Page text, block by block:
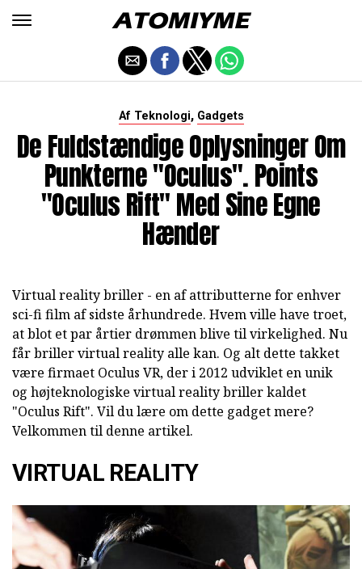
Af Teknologi, Gadgets
De Fuldstændige Oplysninger Om
Punkterne "Oculus". Points
"Oculus Rift" Med Sine Egne
Hænder
Virtual reality briller - en af attributterne for enhver
sci-fi film af sidste århundrede. Hvem ville have troet,
at blot et par årtier drømmen blive til virkelighed. Nu
får briller virtual reality alle kan. Og alt dette takket
være firmaet Oculus VR, der i 2012 udviklet en unik
og højteknologiske virtual reality briller kaldet
"Oculus Rift". Vil du lære om dette gadget mere?
Velkommen til denne artikel.
VIRTUAL REALITY